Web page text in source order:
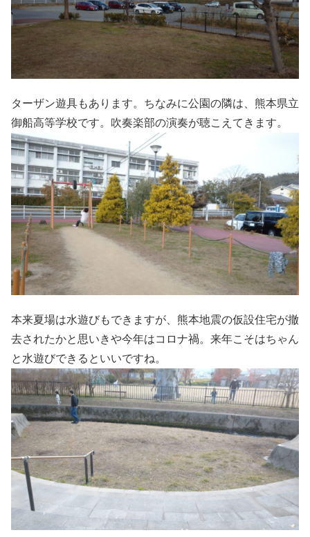
ターザン遊具もあります。ちなみに公園の隣は、熊本県立
御船高等学校です。吹奏楽部の演奏が聴こえてきます。
本来夏場は水遊びもできますが、熊本地震の仮設住宅が撤
去されたかと思いきや今年はコロナ禍。来年こそはちゃん
と水遊びできるといいですね。